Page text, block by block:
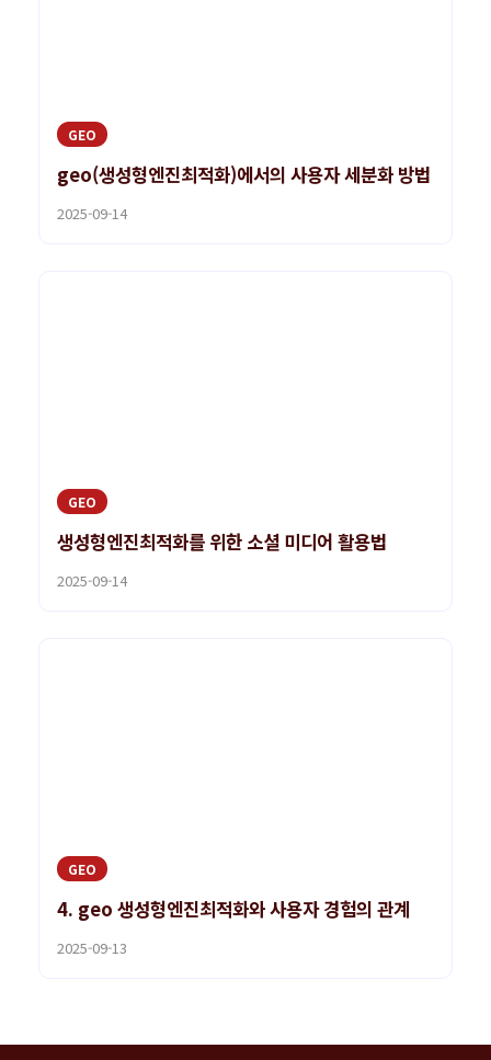
GEO
geo(생성형엔진최적화)에서의 사용자 세분화 방법
2025-09-14
GEO
생성형엔진최적화를 위한 소셜 미디어 활용법
2025-09-14
GEO
4. geo 생성형엔진최적화와 사용자 경험의 관계
2025-09-13